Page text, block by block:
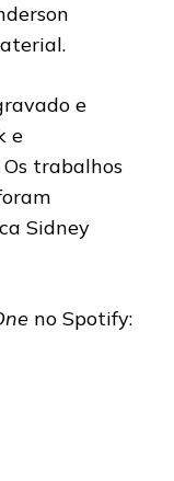
e
e
Os trabalhos
Sidney
no Spotify: